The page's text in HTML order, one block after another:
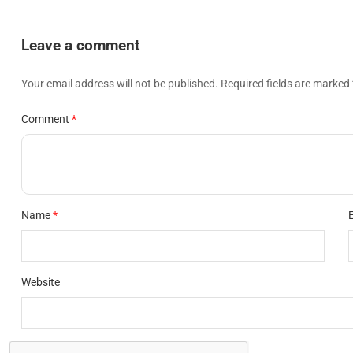
Leave a comment
Your email address will not be published. Required fields are marked
Comment
Name
Website